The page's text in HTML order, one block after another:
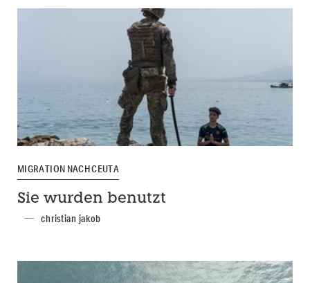
MIGRATION NACH CEUTA
Sie wurden benutzt
christian jakob